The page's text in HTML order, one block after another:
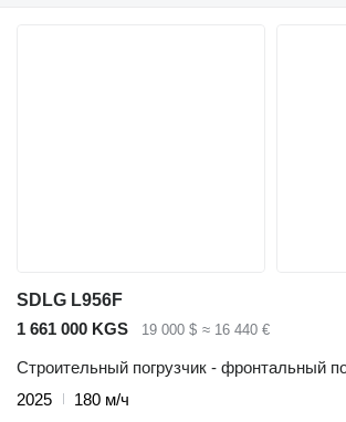
SDLG L956F
1 661 000 KGS
19 000 $ ≈ 16 440 €
Строительный погрузчик - фронтальный
2025
180 м/ч